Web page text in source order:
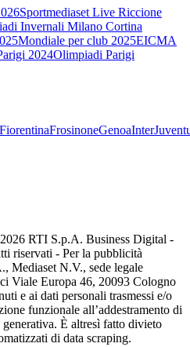
Sportmediaset Live Riccione
Invernali Milano Cortina
Mondiale per club 2025EICMA
2024Olimpiadi Parigi
FiorentinaFrosinoneGenoaInter
2026 RTI S.p.A. Business Digital -
riservati - Per la pubblicità
Mediaset N.V., sede legale
Viale Europa 46, 20093 Cologno
e ai dati personali trasmessi e/o
funzionale all’addestramento di
È altresì fatto divieto
di data scraping.